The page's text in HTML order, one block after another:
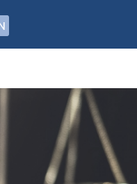
ฎหมาย
งกฎหมาย
ครื่องมือแพทย์